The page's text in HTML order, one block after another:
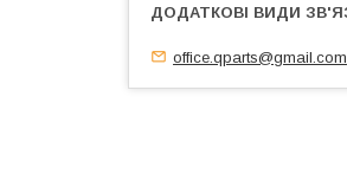
office.qparts@gmail.com